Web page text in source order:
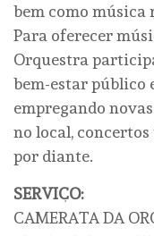
bem como música
Para oferecer
Orquestra
bem-estar público
empregando
no local,
por diante.
SERVIÇO:
CAMERATA DA